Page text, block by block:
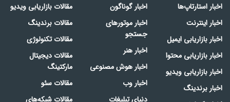
اخبار استارتاپ‌ها
اخبار اینترنت
اخبار بازاریابی ایمیل
اخبار بازاریابی محتوا
اخبار بازاریابی ویدیو
اخبار برندینگ
اخبار گوناگون
اخبار موتورهای
جستجو
اخبار هنر
اخبار هوش مصنوعی
اخبار وب
دنیای تبلیغات
مقالات بازاریابی ویدیو
مقالات برندینگ
مقالات تکنولوژی
مقالات دیجیتال
مارکتینگ
مقالات سئو
مقالات شبکه‌های